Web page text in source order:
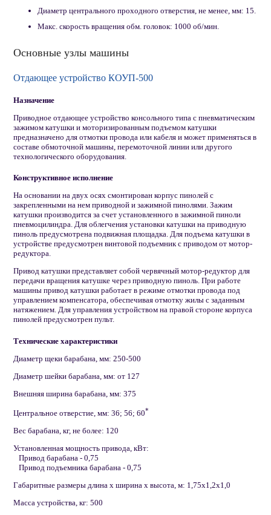
Диаметр центрального проходного отверстия, не менее, мм: 15.
Макс. скорость вращения обм. головок: 1000 об/мин.
Основные узлы машины
Отдающее устройство КОУП-500
Назначение
Приводное отдающее устройство консольного типа с пневматическим
зажимом катушки и моторизированным подъемом катушки
предназначено для отмотки провода или кабеля и может применяться в
составе обмоточной машины, перемоточной линии или другого
технологического оборудования.
Конструктивное исполнение
На основании на двух осях смонтирован корпус пинолей с
закрепленными на нем приводной и зажимной пинолями. Зажим
катушки производится за счет установленного в зажимной пиноли
пневмоцилиндра. Для облегчения установки катушки на приводную
пиноль предусмотрена подвижная площадка. Для подъема катушки в
устройстве предусмотрен винтовой подъемник с приводом от мотор-
редуктора.
Привод катушки представляет собой червячный мотор-редуктор для
передачи вращения катушке через приводную пиноль. При работе
машины привод катушки работает в режиме отмотки провода под
управлением компенсатора, обеспечивая отмотку жилы с заданным
натяжением. Для управления устройством на правой стороне корпуса
пинолей предусмотрен пульт.
Технические характеристики
Диаметр щеки барабана, мм: 250-500
Диаметр шейки барабана, мм: от 127
Внешняя ширина барабана, мм: 375
Центральное отверстие, мм: 36; 56; 60*
Вес барабана, кг, не более: 120
Установленная мощность привода, кВт:
Привод барабана - 0,75
Привод подъемника барабана - 0,75
Габаритные размеры длина х ширина х высота, м: 1,75х1,2х1,0
Масса устройства, кг: 500